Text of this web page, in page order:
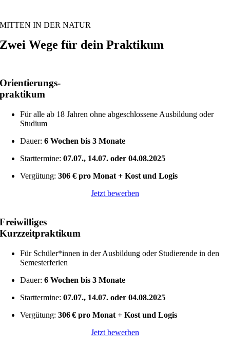
MITTEN IN DER NATUR
Zwei Wege für dein Praktikum
Orientierungs-
praktikum
Für alle ab 18 Jahren ohne abgeschlossene Ausbildung oder
Studium
Dauer:6 Wochen bis 3 Monate
Starttermine:07.07., 14.07. oder 04.08.2025
Vergütung:306 € pro Monat + Kost und Logis
Jetzt bewerben
Freiwilliges
Kurzzeitpraktikum
Für Schüler*innen in der Ausbildung oder Studierende in den
Semesterferien
Dauer:6 Wochen bis 3 Monate
Starttermine:07.07., 14.07. oder 04.08.2025
Vergütung:306 € pro Monat + Kost und Logis
Jetzt bewerben